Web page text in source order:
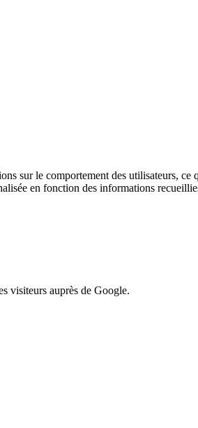
sur le comportement des utilisateurs, ce
en fonction des informations
visiteurs auprès de Google.